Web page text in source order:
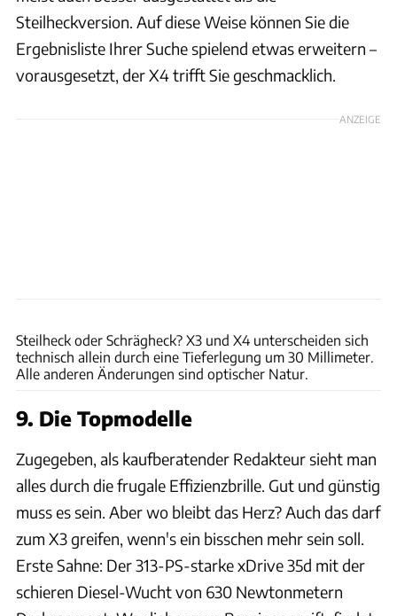
Steilheckversion. Auf diese Weise können Sie die
Ergebnisliste Ihrer Suche spielend etwas erweitern –
vorausgesetzt, der X4 trifft Sie geschmacklich.
ANZEIGE
Steilheck oder Schrägheck? X3 und X4 unterscheiden sich
technisch allein durch eine Tieferlegung um 30 Millimeter.
Alle anderen Änderungen sind optischer Natur.
9. Die Topmodelle
Zugegeben, als kaufberatender Redakteur sieht man
alles durch die frugale Effizienzbrille. Gut und günstig
muss es sein. Aber wo bleibt das Herz? Auch das darf
zum X3 greifen, wenn's ein bisschen mehr sein soll.
Erste Sahne: Der 313-PS-starke xDrive 35d mit der
schieren Diesel-Wucht von 630 Newtonmetern